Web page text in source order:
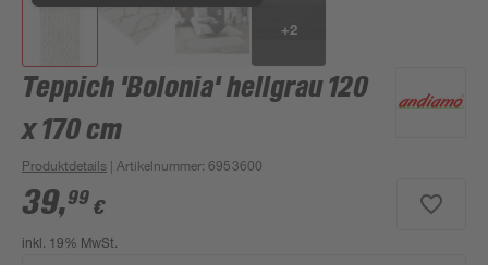
+2
Teppich 'Bolonia' hellgrau 120
x 170 cm
Produktdetails | Artikelnummer:6953600
39,99 €
inkl. 19% MwSt.